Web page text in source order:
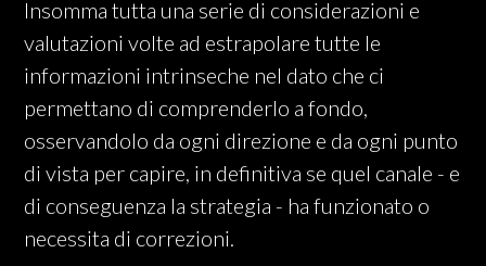
Insomma tutta una serie di considerazioni e
valutazioni volte ad estrapolare tutte le
informazioni intrinseche nel dato che ci
permettano di comprenderlo a fondo,
osservandolo da ogni direzione e da ogni punto
di vista per capire, in definitiva se quel canale - e
di conseguenza la strategia - ha funzionato o
necessita di correzioni.